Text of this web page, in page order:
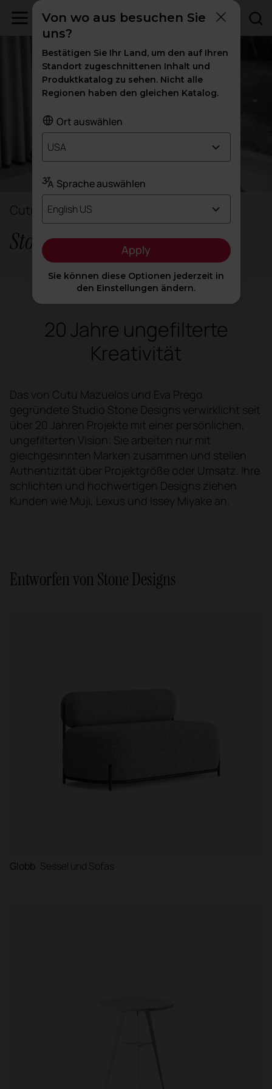
Cutu Mazuelos & Eva Prego
Stone Designs
20 Jahre ungefilterte
Kreativität
Das von Cutu Mazuelos und Eva Prego
gegründete Studio Stone Designs verwirklicht seit
über 20 Jahren Projekte mit einer persönlichen,
ungefilterten Vision: Sie arbeiten nur mit
gleichgesinnten Marken zusammen und stellen
Authentizität über Projektgröße oder Umsatz. Ihre
schlichten und hochwertigen Designs ziehen
Kunden wie Muji, Lexus und Issey Miyake an.
Entworfen von Stone Designs
Globb Sessel und Sofas
Von wo aus besuchen Sie
uns?
Bestätigen Sie Ihr Land, um den auf Ihren
Standort zugeschnittenen Inhalt und
Produktkatalog zu sehen. Nicht alle
Regionen haben den gleichen Katalog.
Ort auswählen
USA
Sprache auswählen
English US
Apply
Sie können diese Optionen jederzeit in
den Einstellungen ändern.